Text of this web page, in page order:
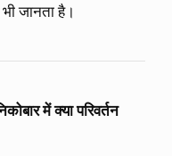
जानता है।
में क्या परिवर्तन